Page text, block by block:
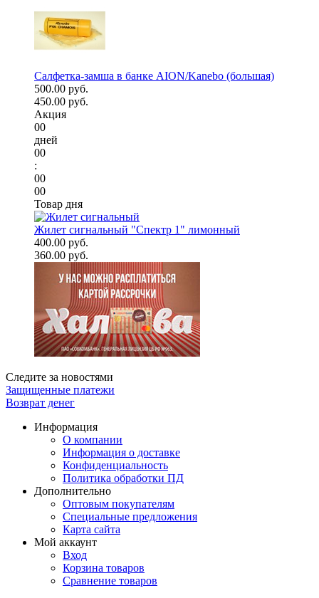
Салфетка-замша в банке AION/Kanebo (большая)
500.00 руб.
450.00 руб.
Акция
00
дней
00
:
00
00
Товар дня
Жилет сигнальный "Спектр 1" лимонный
400.00 руб.
360.00 руб.
Следите за новостями
Защищенные платежи
Возврат денег
Информация
О компании
Информация о доставке
Конфиденциальность
Политика обработки ПД
Дополнительно
Оптовым покупателям
Специальные предложения
Карта сайта
Мой аккаунт
Вход
Корзина товаров
Сравнение товаров